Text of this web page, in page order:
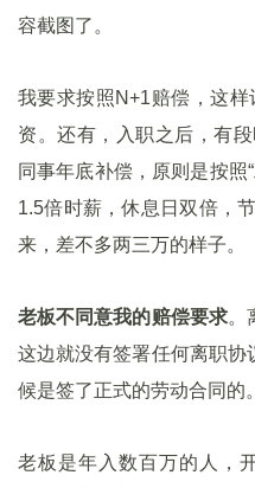
容截图了。
我要求按照N+1赔偿，这
资。还有，入职之后，有
同事年底补偿，原则是按
1.5倍时薪，休息日双倍，
来，差不多两三万的样子。
老板不同意我的赔偿要求。
这边就没有签署任何离职
候是签了正式的劳动合同的。
老板是年入数百万的人，